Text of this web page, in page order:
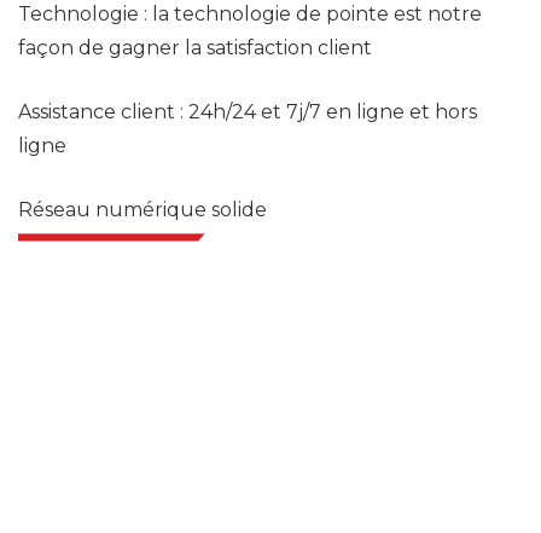
Technologie : la technologie de pointe est notre
façon de gagner la satisfaction client
Assistance client : 24h/24 et 7j/7 en ligne et hors
ligne
Réseau numérique solide